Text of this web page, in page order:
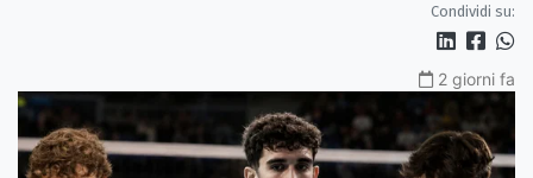
Condividi su:
2 giorni fa